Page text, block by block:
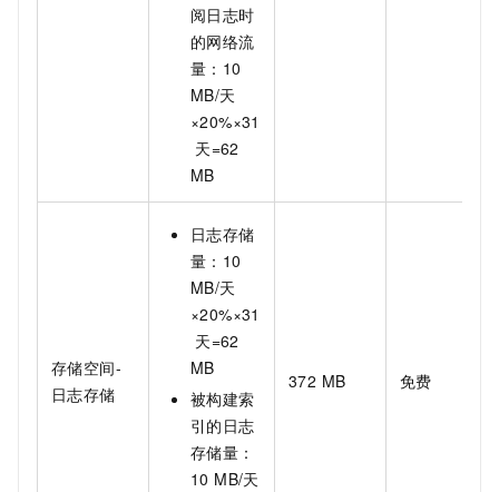
阅日志时
的网络流
量：10
MB/天
×20%×31
天=62
MB
存储空间-
日志存储
日志存储
量：10
MB/天
×20%×31
天=62
MB
被构建索
引的日志
存储量：
10 MB/天
372 MB 免费